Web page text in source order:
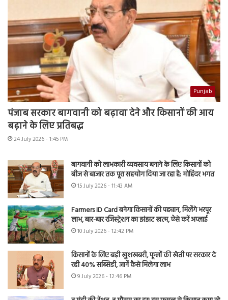
Punjab
पंजाब सरकार बागवानी को बढ़ावा देने और किसानों की आय
बढ़ाने के लिए प्रतिबद्ध
24 July 2026 - 1:45 PM
बागवानी को लाभकारी व्यवसाय बनाने के लिए किसानों को
बीज से बाजार तक पूरा सहयोग दिया जा रहा है: मोहिंदर भगत
15 July 2026 - 11:43 AM
Farmers ID Card बनेगा किसानों की पहचान, मिलेंगे भरपूर
लाभ, बार-बार रजिस्ट्रेशन का झंझट खत्म, ऐसे करें अप्लाई
10 July 2026 - 12:42 PM
किसानों के लिए बड़ी खुशखबरी, फूलों की खेती पर सरकार दे
रही 40% सब्सिडी, जानें कैसे मिलेगा लाभ
9 July 2026 - 12:46 PM